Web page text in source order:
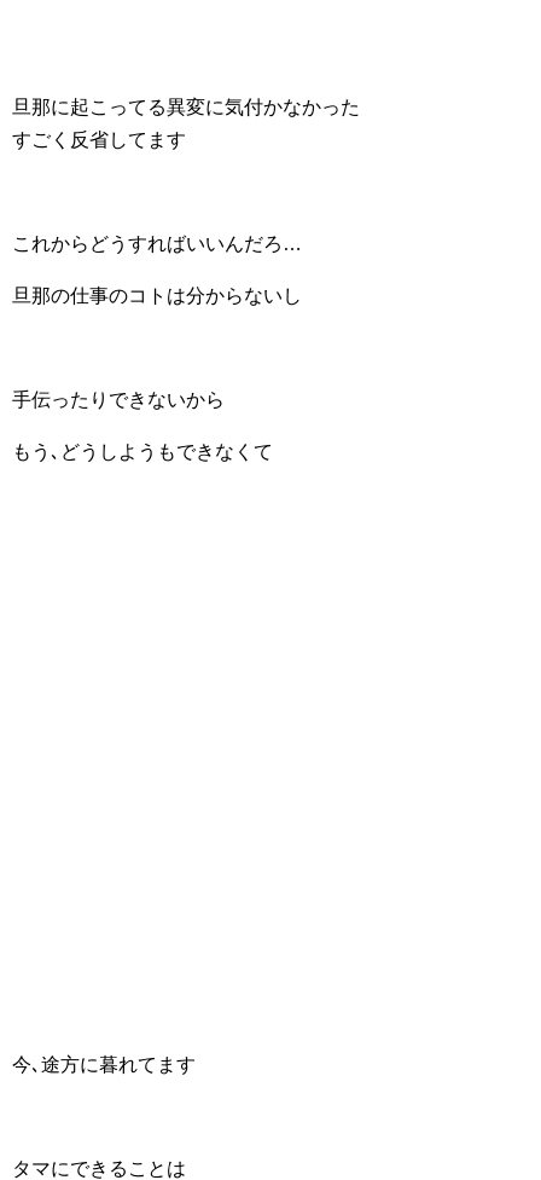
旦那に起こってる異変に気付かなかった
すごく反省してます
これからどうすればいいんだろ…
旦那の仕事のコトは分からないし
手伝ったりできないから
もう､どうしようもできなくて
今､途方に暮れてます
タマにできることは